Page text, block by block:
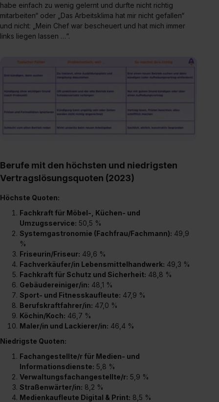
habe einfach zu wenig gelernt und durfte nicht richtig
mitarbeiten“ oder „Das Arbeitsklima hat mir nicht gefallen“
und nicht: „Mein Chef war bescheuert und hat mich immer
links liegen lassen …“.
Berufe mit den höchsten und niedrigsten
Vertragslösungsquoten (2023)
Höchste Quoten:
Fachkraft für Möbel-, Küchen- und
Umzugsservice: 50,5 %
Systemgastronomie (Fachfrau/Fachmann): 49,9
%
Friseurin/Friseur: 49,6 %
Fachverkäufer/in Lebensmittelhandwerk: 49,3 %
Fachkraft für Schutz und Sicherheit: 48,8 %
Gebäudereiniger/in: 48,1 %
Sport- und Fitnesskaufleute: 47,9 %
Berufskraftfahrer/in: 47,0 %
Köchin/Koch: 46,7 %
Maler/in und Lackierer/in: 46,4 %
Niedrigste Quoten:
Fachangestellte/r für Medien- und
Informationsdienste: 5,8 %
Verwaltungsfachangestellte/r: 5,9 %
Straßenwärter/in: 8,2 %
Medienkaufleute Digital & Print: 8,5 %